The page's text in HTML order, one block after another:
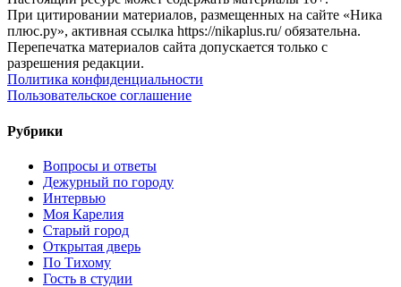
При цитировании материалов, размещенных на сайте «Ника
плюс.ру», активная ссылка https://nikaplus.ru/ обязательна.
Перепечатка материалов сайта допускается только с
разрешения редакции.
Политика конфиденциальности
Пользовательское соглашение
Рубрики
Вопросы и ответы
Дежурный по городу
Интервью
Моя Карелия
Старый город
Открытая дверь
По Тихому
Гость в студии